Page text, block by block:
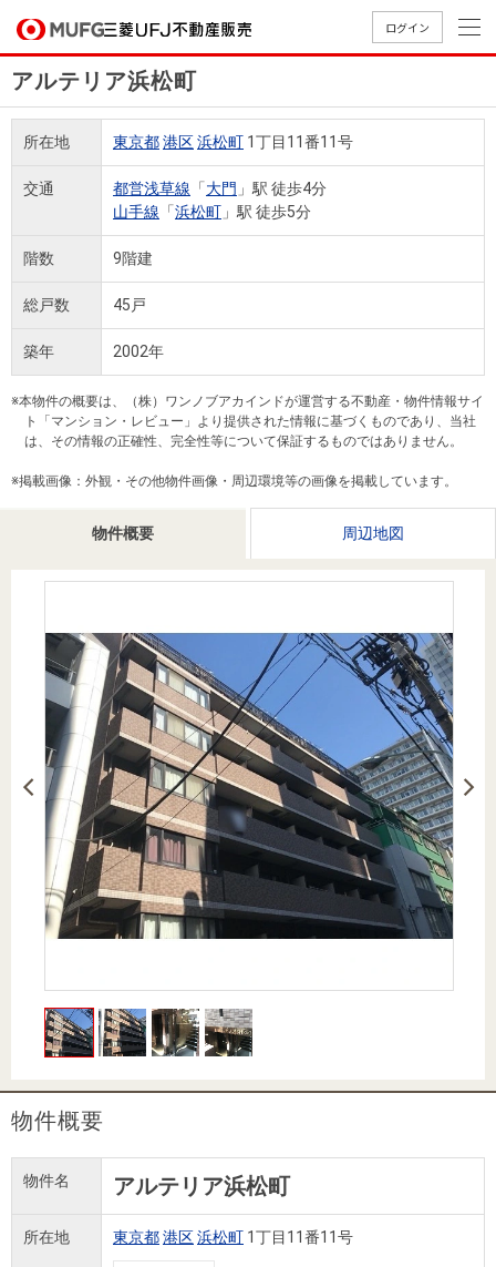
ログイン
買いたいTOP
中古
マン
ショ
ンを
探す
築・
中古
一戸
建て
を探
用
物
件
を
探
す
件を
探す
購入向け
サービス
住宅ロー
ンシミュ
レーショ
ン
住まい1プ
ラス（お
役立ちコ
ラム）
住まいと
暮らしの
税金の本
（電子ブ
ック）
購入ガイ
ド
売りたいTOP
無
料
査
定
却
相
談
売却
金額
試算
売却向け
サービス
周辺相場
検索
住まい1プ
ラス（お
役立ちコ
ラム）
住まいと
暮らしの
税金の本
ック）
売却ガイ
ド
店舗案内TOP
店舗のご
案内（首
都圏）
案内（名
古屋）
案内（関
西）
会社情報TOP
ごあいさ
つ
要
Way
経営ビジ
ョン
組織図
役員一
覧
ニュース
（電子ブ
ック版）
採用情報TOP
新卒採用
情報
採用情報
買いたい
売りたい
採用情報
法人のお客さま
提携企業にお勤めの方
アルテリア浜松町
物件概要 周辺地図
所在地 東京都港区浜松町 1丁目11番11号
交通 都営浅草線 「大門 」駅 徒歩4分
山手線 「浜松町 」駅 徒歩5分
階数 9階建
総戸数 45戸
築年 2002年
※本物件の概要は、（株）ワンノブアカインドが運営する不動産・物件情報サイ
ト「マンション・レビュー」より提供された情報に基づくものであり、当社
は、その情報の正確性、完全性等について保証するものではありません。
※掲載画像：外観・その他物件画像・周辺環境等の画像を掲載しています。
物件概要
物件名 アルテリア浜松町
所在地 東京都港区浜松町 1丁目11番11号